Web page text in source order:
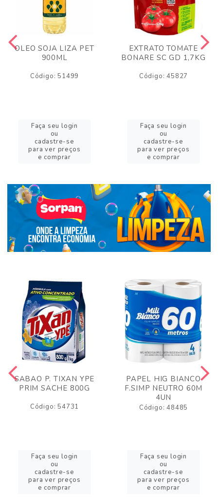
OLEO SOJA LIZA PET
900ML
Código: 51499
Faça seu login
ou
cadastre-se
para ver preços
e comprar
EXTRATO TOMATE
BONARE SC GD 1,7KG
Código: 45827
Faça seu login
ou
cadastre-se
para ver preços
e comprar
SABAO P. TIXAN YPE
PRIM SACHE 800G
Código: 54731
Faça seu login
ou
cadastre-se
para ver preços
e comprar
PAPEL HIG BIANCO
F.SIMP NEUTRO 60M
4UN
Código: 48485
Faça seu login
ou
cadastre-se
para ver preços
e comprar